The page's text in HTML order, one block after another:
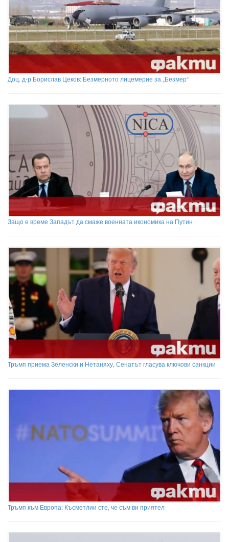
Доц. д-р Борислав Цеков: Безмерното лицемерие за „Безмер“
Защо е време Западът да смаже военната икономика на Путин
Тръмп приема Зеленски и Нетаняху, Сенатът гласува ключови санкции
Тръмп към Европа: Късметлии сте, че съм ви приятел